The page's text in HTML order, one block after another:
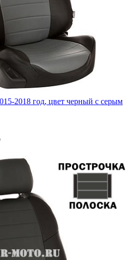
2018 год, цвет черный с серым